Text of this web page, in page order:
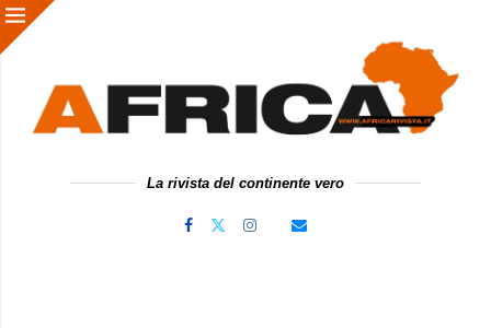
La rivista del continente vero